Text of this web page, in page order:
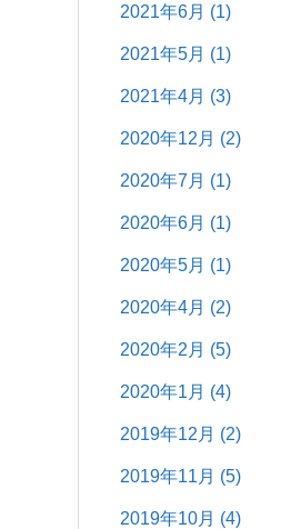
2021年6月 (1)
2021年5月 (1)
2021年4月 (3)
2020年12月 (2)
2020年7月 (1)
2020年6月 (1)
2020年5月 (1)
2020年4月 (2)
2020年2月 (5)
2020年1月 (4)
2019年12月 (2)
2019年11月 (5)
2019年10月 (4)